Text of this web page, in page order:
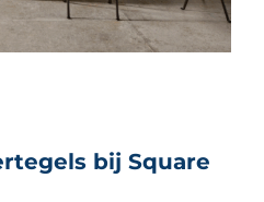
bij Square